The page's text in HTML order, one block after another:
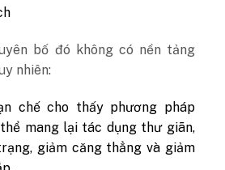
bố đó không có nền tảng
nhiên:
chế cho thấy phương pháp
mang lại tác dụng thư giãn,
giảm căng thẳng và giảm